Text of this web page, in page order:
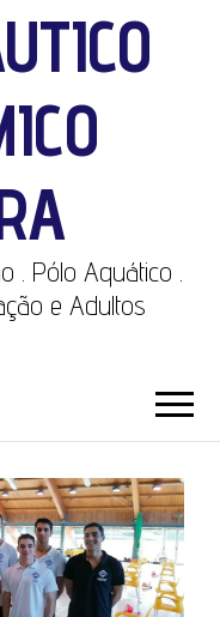
. Pólo Aquático .
e Adultos